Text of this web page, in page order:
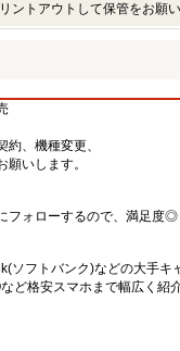
トアウトして保管をお願い
、機種変更、
いします。
フォローするので、満足度◎
ソフトバンク)などの大手キ
ど格安スマホまで幅広く紹